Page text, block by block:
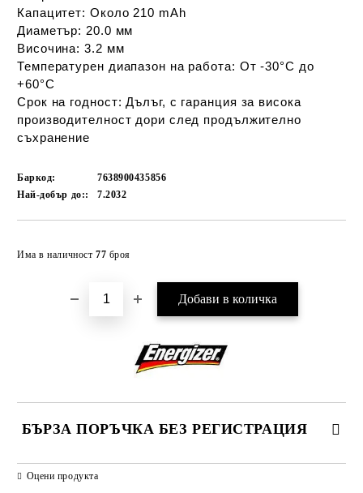
Капацитет: Около 210 mAh
Диаметър: 20.0 мм
Височина: 3.2 мм
Температурен диапазон на работа: От -30°C до
+60°C
Срок на годност: Дълъг, с гаранция за висока
производителност дори след продължително
съхранение
Баркод:
7638900435856
Най-добър до::
7.2032
Има в наличност 77 броя
БЪРЗА ПОРЪЧКА БЕЗ РЕГИСТРАЦИЯ
Оцени продукта